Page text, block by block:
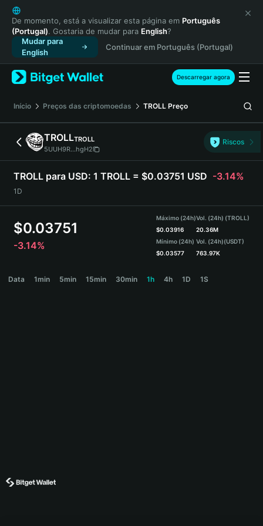
English
日本語
Tiếng Việt
Русский
Español (Latinoamérica)
Türkçe
Français
Deutsch
简体中文
繁體中文
Português (Portugal)
Bahasa Indonesia
ภาษาไทย
हिन्दी
Español
Português (Brasil)
De momento, está a visualizar esta página em Português
(Portugal). Gostaria de mudar para English?
Mudar para
English
Continuar em Português (Portugal)
Descarregar agora
Início Preços das criptomoedas TROLL Preço
TROLLTROLL
5UUH9R...hgH2
Riscos
TROLL para USD: 1 TROLL = $0.03751 USD -3.14%
1D
$0.03751
-3.14%
Máximo (24h)
$0.03916
Mínimo (24h)
$0.03577
Vol. (24h) (TROLL)
20.36M
Vol. (24h)(USDT)
763.97K
Data 1min 5min 15min 30min 1h 4h 1D 1S